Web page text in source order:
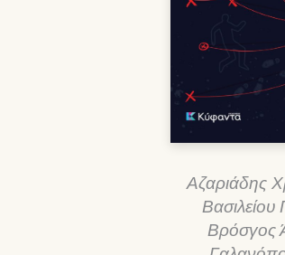
Αζαριάδης
Βασιλείου
Βρόσγος